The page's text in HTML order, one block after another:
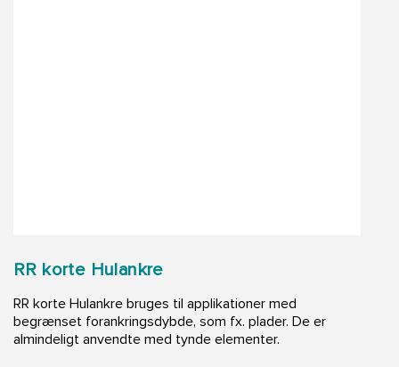
RR korte Hulankre
RR korte Hulankre bruges til applikationer med
begrænset forankringsdybde, som fx. plader. De er
almindeligt anvendte med tynde elementer.